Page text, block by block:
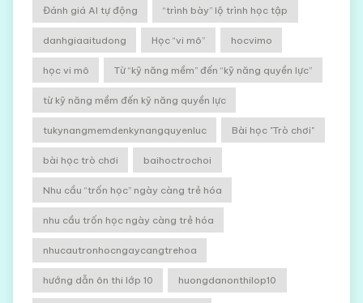
Đánh giá AI tự động “trình bày” lộ trình học tập
danhgiaaitudong Học “vi mô” hocvimo
học vi mô Từ “kỹ năng mềm” đến “kỹ năng quyền lực”
từ kỹ năng mềm đến kỹ năng quyền lực
tukynangmemdenkynangquyenluc Bài học "Trò chơi"
bài học trò chơi baihoctrochoi
Nhu cầu “trốn học” ngày càng trẻ hóa
nhu cầu trốn học ngày càng trẻ hóa
nhucautronhocngaycangtrehoa
hướng dẫn ôn thi lớp 10 huongdanonthilop10